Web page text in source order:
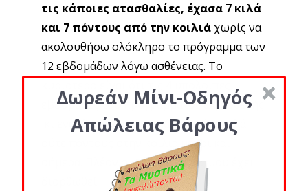
τις κάποιες ατασθαλίες, έχασα 7 κιλά
και 7 πόντους από την κοιλιάχωρίς να
ακολουθήσω ολόκληρο το πρόγραμμα των
12 εβδομάδων λόγω ασθένειας. Το
εβδομάδες του προγράμματος ως ασθενής
κι ενώ έτρωγα κανονικά δεν πήρα κιλά
ούτε πόντους στην κοιλιά μέχρι και
σήμερα. Πλέον ο μεταβολισμός μου έχει
Δωρεάν Μίνι-Οδηγός
Απώλειας Βάρους